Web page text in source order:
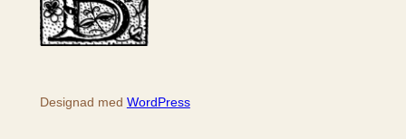
Designad med WordPress